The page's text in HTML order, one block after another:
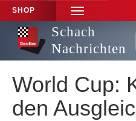
SHOP
TOGGLE
NAVIGATION
Schach
Nachrichten
World Cup:
den